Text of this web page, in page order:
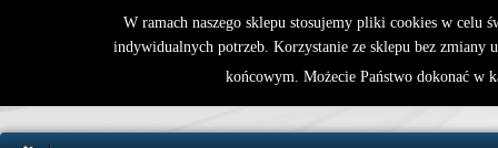
32 721 86
W ramach naszego sklepu stosujemy pliki cookies w celu
indywidualnych potrzeb. Korzystanie ze sklepu bez zmiany
końcowym. Możecie Państwo dokonać w